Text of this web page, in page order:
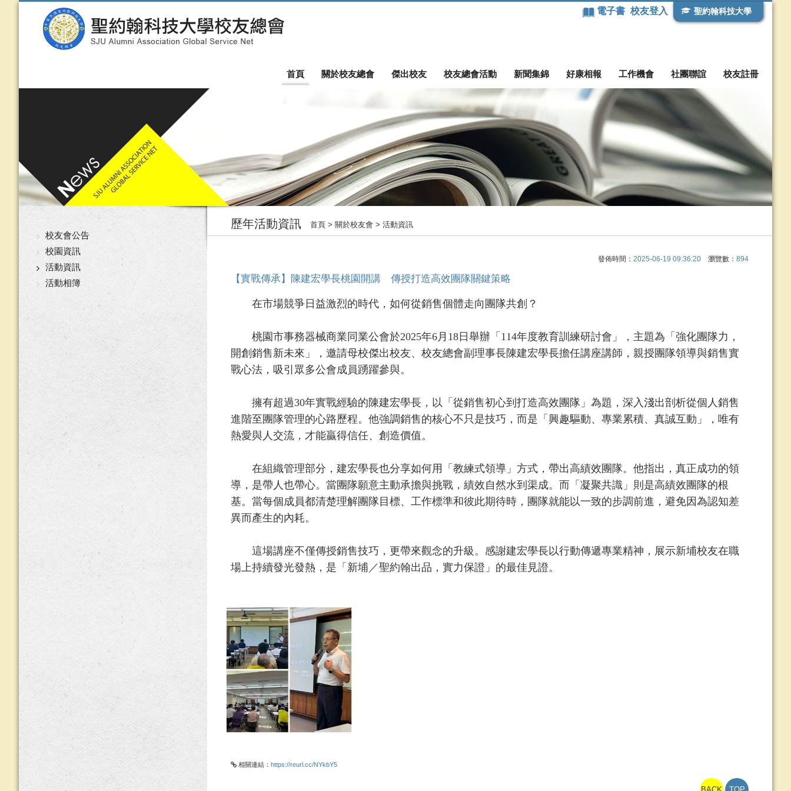
電子書 校友登入 聖約翰科技大學
首頁 關於校友總會 傑出校友 校友總會活動 新聞集錦 好康相報 工作機會 社團聯誼 校友註冊
校友會公告
校園資訊
活動資訊
活動相簿
歷年活動資訊 首頁 > 關於校友會 > 活動資訊
發佈時間： 2025-06-19 09:36:20 瀏覽數： 894
【實戰傳承】陳建宏學長桃園開講 傳授打造高效團隊關鍵策略
在市場競爭日益激烈的時代，如何從銷售個體走向團隊共創？
桃園市事務器械商業同業公會於2025年6月18日舉辦「114年度教育訓練研討會」，主題為「強化團隊力，
開創銷售新未來」，邀請母校傑出校友、校友總會副理事長陳建宏學長擔任講座講師，親授團隊領導與銷售實
戰心法，吸引眾多公會成員踴躍參與。
擁有超過30年實戰經驗的陳建宏學長，以「從銷售初心到打造高效團隊」為題，深入淺出剖析從個人銷售
進階至團隊管理的心路歷程。他強調銷售的核心不只是技巧，而是「興趣驅動、專業累積、真誠互動」，唯有
熱愛與人交流，才能贏得信任、創造價值。
在組織管理部分，建宏學長也分享如何用「教練式領導」方式，帶出高績效團隊。他指出，真正成功的領
導，是帶人也帶心。當團隊願意主動承擔與挑戰，績效自然水到渠成。而「凝聚共識」則是高績效團隊的根
基。當每個成員都清楚理解團隊目標、工作標準和彼此期待時，團隊就能以一致的步調前進，避免因為認知差
異而產生的內耗。
這場講座不僅傳授銷售技巧，更帶來觀念的升級。感謝建宏學長以行動傳遞專業精神，展示新埔校友在職
場上持續發光發熱，是「新埔／聖約翰出品，實力保證」的最佳見證。
相關連結： https://reurl.cc/NYkbY5
BACK TOP